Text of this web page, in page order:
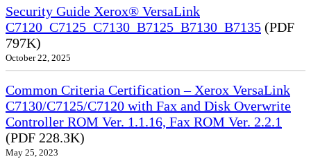
Security Guide Xerox® VersaLink
C7120_C7125_C7130_B7125_B7130_B7135 (PDF
797K)
October 22, 2025
Common Criteria Certification – Xerox VersaLink
C7130/C7125/C7120 with Fax and Disk Overwrite
Controller ROM Ver. 1.1.16, Fax ROM Ver. 2.2.1
(PDF 228.3K)
May 25, 2023